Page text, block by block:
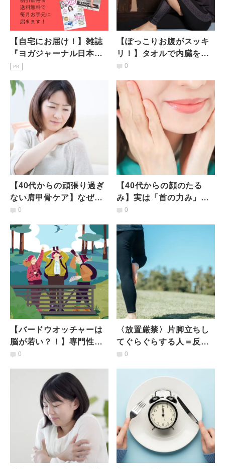
【自宅にお届け！】雑誌
『ヨガジャーナル日本
版』予約購読のご案内
PR
【ぽっこりお腹がスッキ
リ！】タオルで内臓をギ
ュッと絞るだけ。体が硬
スヨガ」
0
【40代からの頑張り過ぎ
ない肩甲骨ケア】なぜか
肩の重さが取れない人必
ズ」
0
【40代からの顔のたる
み】実は「首の力み」が
犯人かも。老け見えデフ
トレッチ
0
【バードウオッチャーは
脳が若い？！】専門性が
脳の若さを保つ可能性を
0
〈放置厳禁〉片脚立ちし
てぐらぐらする人＝反り
腰？その理由の解説と改
0